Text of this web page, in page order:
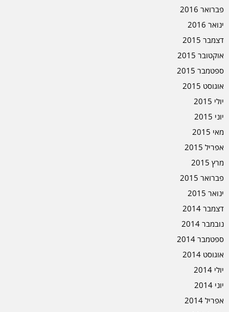
פברואר 2016
ינואר 2016
דצמבר 2015
אוקטובר 2015
ספטמבר 2015
אוגוסט 2015
יולי 2015
יוני 2015
מאי 2015
אפריל 2015
מרץ 2015
פברואר 2015
ינואר 2015
דצמבר 2014
נובמבר 2014
ספטמבר 2014
אוגוסט 2014
יולי 2014
יוני 2014
אפריל 2014